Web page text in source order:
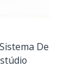
De